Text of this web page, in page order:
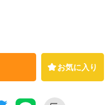
お気に入り